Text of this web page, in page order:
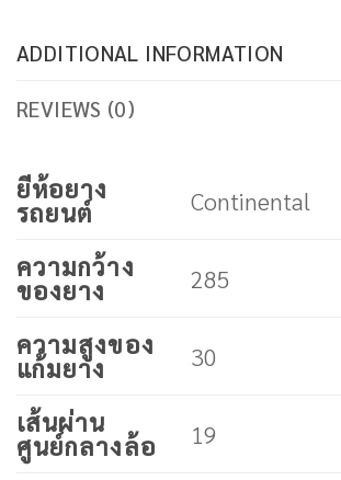
ADDITIONAL INFORMATION
REVIEWS (0)
ยีห้อยาง
รถยนต์ Continental
ความกว้าง
ของยาง 285
ความสูงของ
แก้มยาง 30
เส้นผ่าน
ศูนย์กลางล้อ 19